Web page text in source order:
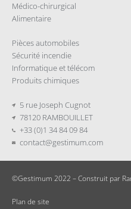
Médico-chirurgical
Alimentaire
Pièces automobiles
Sécurité incendie
Informatique et télécom
Produits chimiques
5 rue Joseph Cugnot
78120 RAMBOUILLET
+33 (0)1 34 84 09 84
contact@gestimum.com
©Gestimum 2022 – Construit par
Plan de site